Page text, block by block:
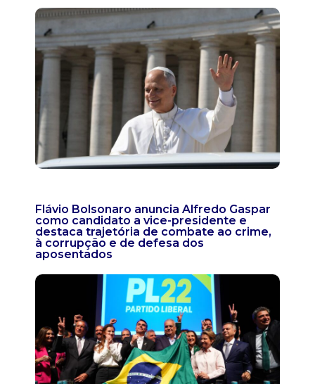
Flávio Bolsonaro anuncia Alfredo Gaspar
como candidato a vice-presidente e
destaca trajetória de combate ao crime,
à corrupção e de defesa dos
aposentados